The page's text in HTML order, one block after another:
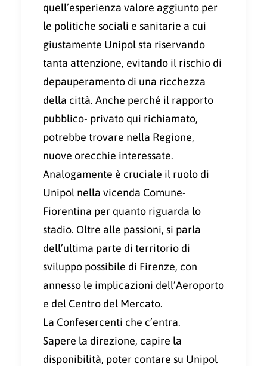
quell’esperienza valore aggiunto per
le politiche sociali e sanitarie a cui
giustamente Unipol sta riservando
tanta attenzione, evitando il rischio di
depauperamento di una ricchezza
della città. Anche perché il rapporto
pubblico- privato qui richiamato,
potrebbe trovare nella Regione,
nuove orecchie interessate.
Analogamente è cruciale il ruolo di
Unipol nella vicenda Comune-
Fiorentina per quanto riguarda lo
stadio. Oltre alle passioni, si parla
dell’ultima parte di territorio di
sviluppo possibile di Firenze, con
annesso le implicazioni dell’Aeroporto
e del Centro del Mercato.
La Confesercenti che c’entra.
Sapere la direzione, capire la
disponibilità, poter contare su Unipol